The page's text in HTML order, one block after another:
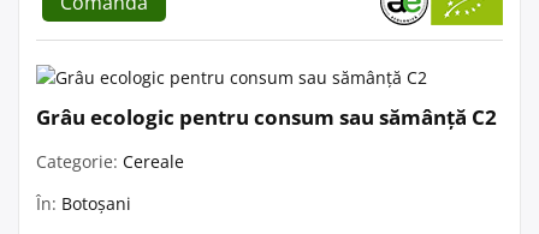
Grâu ecologic pentru consum sau sămânță C2
Categorie: Cereale
În: Botoșani